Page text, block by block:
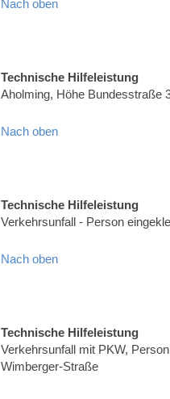
Nach oben
Technische Hilfeleistung
Aholming, Höhe Bundesstraße
Nach oben
Technische Hilfeleistung
Verkehrsunfall - Person
Nach oben
Technische Hilfeleistung
Verkehrsunfall mit PKW,
Wimberger-Straße